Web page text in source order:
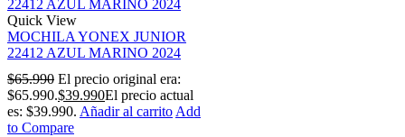
Quick View
MOCHILA YONEX JUNIOR
22412 AZUL MARINO 2024
$65.990 El precio original era:
$65.990.$39.990El precio actual
es: $39.990. Añadir al carrito Add
to Compare